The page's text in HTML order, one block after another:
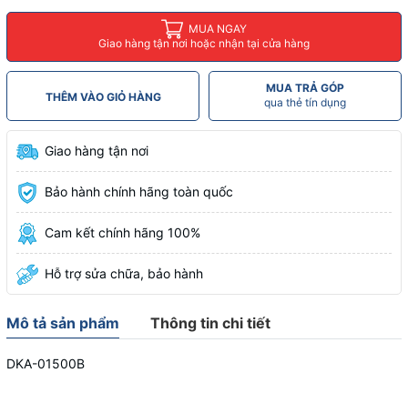
MUA NGAY
Giao hàng tận nơi hoặc nhận tại cửa hàng
THÊM VÀO GIỎ HÀNG
MUA TRẢ GÓP
qua thẻ tín dụng
Giao hàng tận nơi
Bảo hành chính hãng toàn quốc
Cam kết chính hãng 100%
Hỗ trợ sửa chữa, bảo hành
Mô tả sản phẩm Thông tin chi tiết
DKA-01500B